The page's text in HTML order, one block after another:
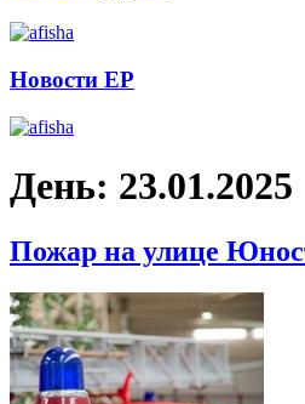
Новости ЕР
День: 23.01.2025
Пожар на улице